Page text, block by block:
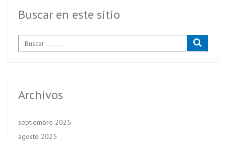
k p
Buscar en este sitio
Archivos
septiembre 2025
agosto 2025